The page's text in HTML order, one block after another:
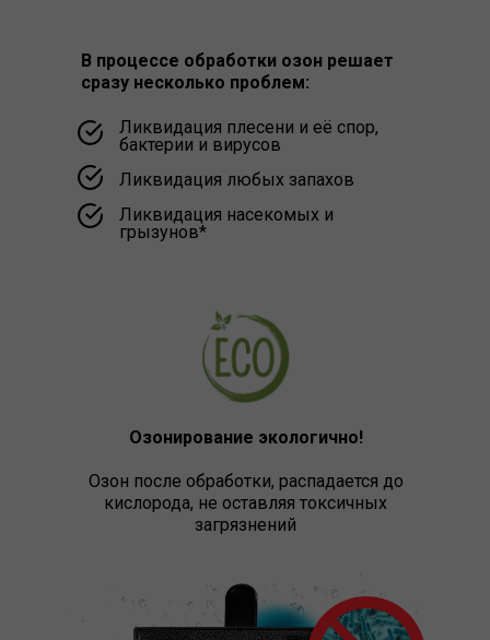
Ликвидация плесени и её спор,
бактерии и вирусов
Ликвидация любых запахов
Ликвидация насекомых и
грызунов*
В процессе обработки озон решает
сразу несколько проблем:
Озонирование экологично!
Озон после обработки, распадается до
кислорода, не оставляя токсичных
загрязнений